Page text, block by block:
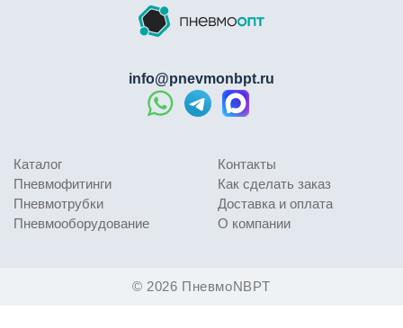
© 2026 ПневмоNBPT
Каталог
Пневмофитинги
Пневмотрубки
Пневмооборудование
Контакты
Как сделать заказ
Доставка и оплата
О компании
info@pnevmonbpt.ru